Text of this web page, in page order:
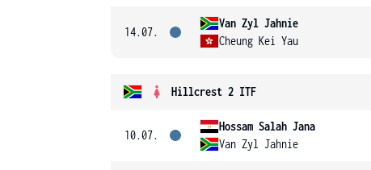
14.07.
Van Zyl Jahnie
Cheung Kei Yau
Hillcrest 2 ITF
10.07.
Hossam Salah Jana
Van Zyl Jahnie